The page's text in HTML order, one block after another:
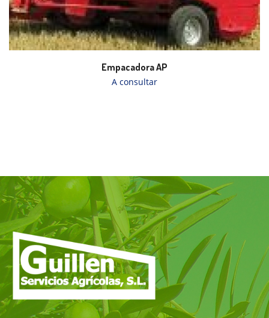
Empacadora AP
A consultar